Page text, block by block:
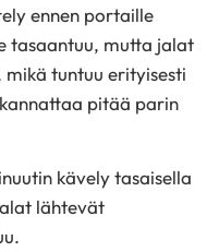
ennen portaille
tasaantuu, mutta jalat
tuntuu erityisesti
pitää parin
kävely tasaisella
lähtevät